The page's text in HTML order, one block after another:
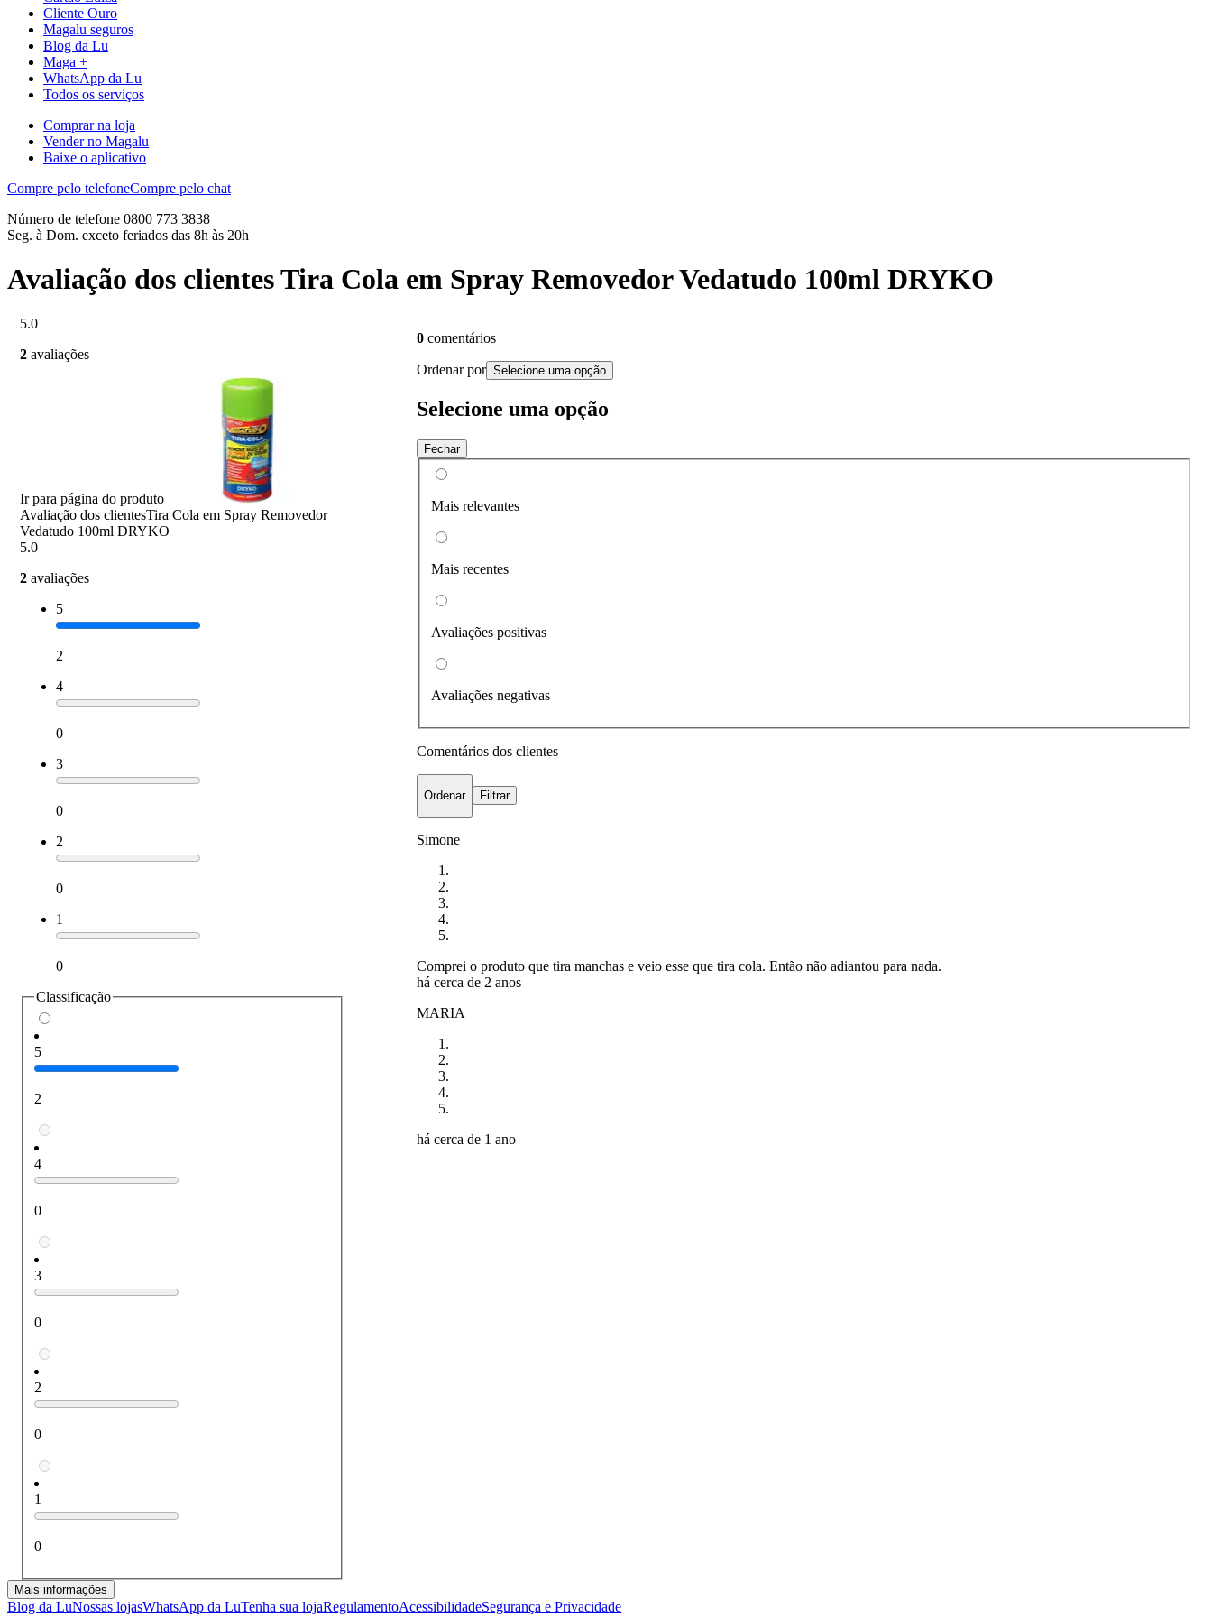
Cliente Ouro
Magalu seguros
Blog da Lu
Maga +
WhatsApp da Lu
Todos os serviços
Comprar na loja
Vender no Magalu
Baixe o aplicativo
Compre pelo telefoneCompre pelo chat
Número de telefone 0800 773 3838
Seg. à Dom. exceto feriados das 8h às 20h
Avaliação dos clientes Tira Cola em Spray Removedor Vedatudo 100ml DRYKO
5.0
2 avaliações
Ir para página do produto
Avaliação dos clientesTira Cola em Spray Removedor
Vedatudo 100ml DRYKO
5.0
2 avaliações
5
2
4
0
3
0
2
0
1
0
Classificação
5
2
4
0
3
0
2
0
1
0
0 comentários
Ordenar por Selecione uma opção
Selecione uma opção
Fechar
Mais relevantes
Mais recentes
Avaliações positivas
Avaliações negativas
Comentários dos clientes
Ordenar Filtrar
Simone
Comprei o produto que tira manchas e veio esse que tira cola. Então não adiantou para nada.
há cerca de 2 anos
MARIA
há cerca de 1 ano
Mais informações
Blog da LuNossas lojasWhatsApp da LuTenha sua lojaRegulamentoAcessibilidadeSegurança e Privacidade